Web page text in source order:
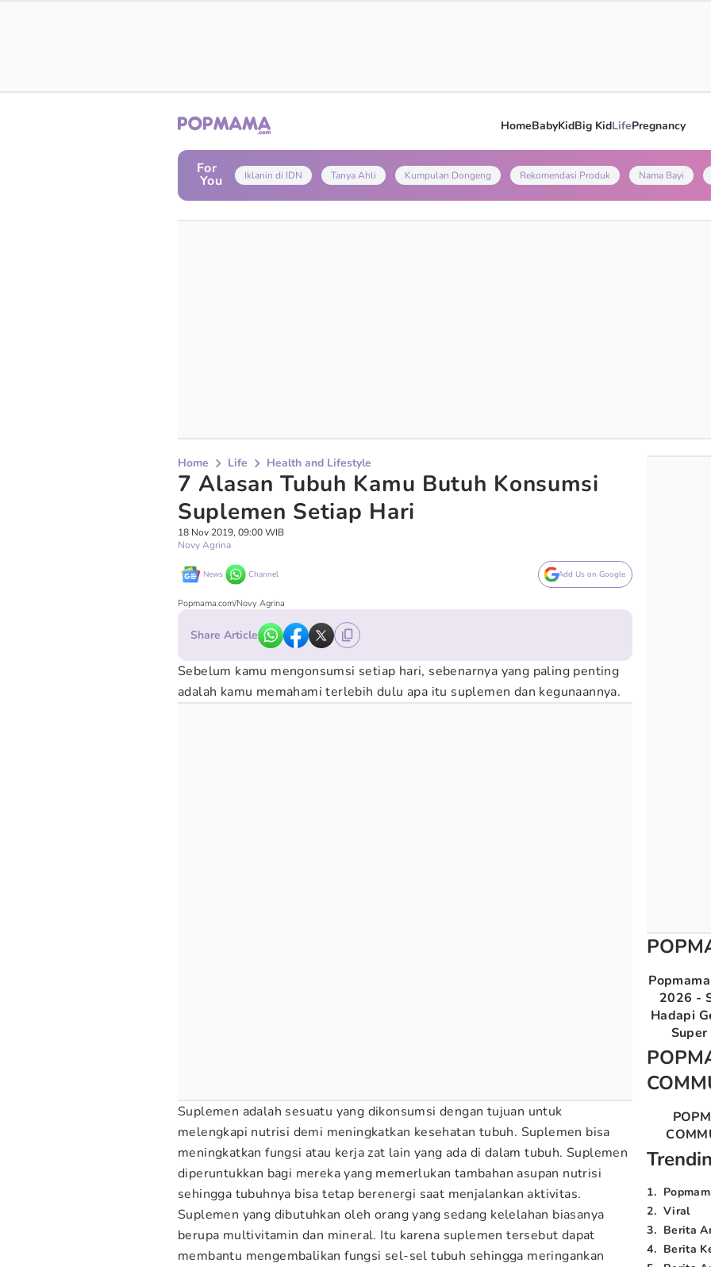
HomeBabyKidBig KidLifePregnancy
For
You Iklanin di IDN Tanya Ahli Kumpulan Dongeng Rekomendasi Produk Nama Bayi
Home Life Health and Lifestyle
7 Alasan Tubuh Kamu Butuh Konsumsi
Suplemen Setiap Hari
18 Nov 2019, 09:00 WIB
Novy Agrina
News Channel Add Us on Google
Popmama.com/Novy Agrina
Share Article
Sebelum kamu mengonsumsi setiap hari, sebenarnya yang paling penting
adalah kamu memahami terlebih dulu apa itu suplemen dan kegunaannya.
Suplemen adalah sesuatu yang dikonsumsi dengan tujuan untuk
melengkapi nutrisi demi meningkatkan kesehatan tubuh. Suplemen bisa
meningkatkan fungsi atau kerja zat lain yang ada di dalam tubuh. Suplemen
diperuntukkan bagi mereka yang memerlukan tambahan asupan nutrisi
sehingga tubuhnya bisa tetap berenergi saat menjalankan aktivitas.
Suplemen yang dibutuhkan oleh orang yang sedang kelelahan biasanya
berupa multivitamin dan mineral. Itu karena suplemen tersebut dapat
membantu mengembalikan fungsi sel-sel tubuh sehingga meringankan
2026 -
Hadapi
1.
2. Viral
3. Berita
4. Berita